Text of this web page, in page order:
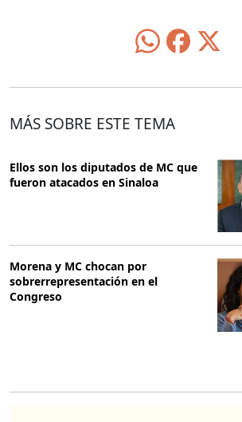
MÁS SOBRE ESTE TEMA
Ellos son los diputados de MC que
fueron atacados en Sinaloa
Morena y MC chocan por
sobrerrepresentación en el
Congreso